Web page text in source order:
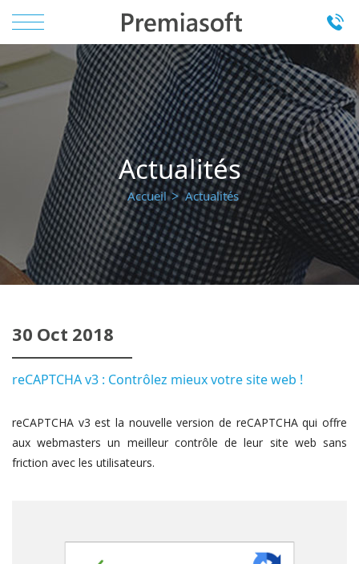
Actualités
Accueil Actualités
30 Oct 2018
reCAPTCHA v3 : Contrôlez mieux votre site web !
reCAPTCHA v3 est la nouvelle version de reCAPTCHA qui offre
aux webmasters un meilleur contrôle de leur site web sans
friction avec les utilisateurs.